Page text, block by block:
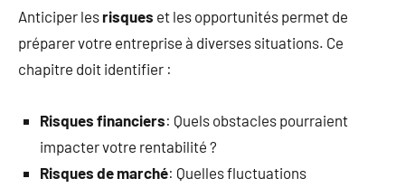
Anticiper lesrisques et les opportunités permet de
préparer votre entreprise à diverses situations. Ce
chapitre doit identifier :
Risques financiers: Quels obstacles pourraient
impacter votre rentabilité ?
Risques de marché: Quelles fluctuations